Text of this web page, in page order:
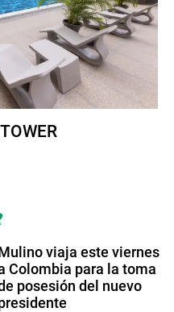
viaja este viernes
Colombia para la toma
posesión del nuevo